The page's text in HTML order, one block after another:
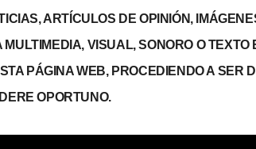
ARTÍCULOS DE OPINIÓN,
MULTIMEDIA, VISUAL, SONORO O TEXTO
PÁGINA WEB, PROCEDIENDO A SER
OPORTUNO.